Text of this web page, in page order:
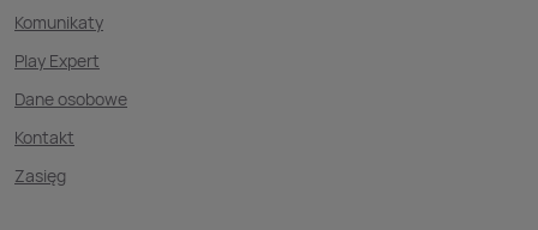
Komunikaty
Play Expert
Dane osobowe
Kontakt
Zasięg